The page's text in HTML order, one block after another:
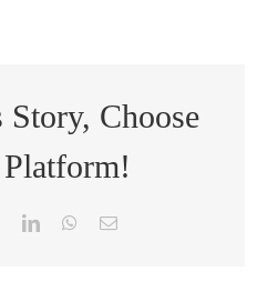
Story, Choose
TwitterLinkedInWhatsApp
Email